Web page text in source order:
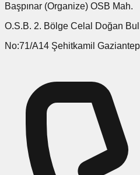
Başpınar (Organize) OSB Mah.
O.S.B. 2. Bölge Celal Doğan
No:71/A14 Şehitkamil Gaziantep